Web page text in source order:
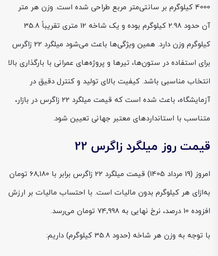
4000 کیلوگرم بر سانتی‌متر مربع طراحی شده است. وزن هر متر
آن حدود 2.98 کیلوگرم بوده و یک شاخه 12 متری تقریباً 35.8
کیلوگرم وزن دارد. همین ویژگی‌ها باعث می‌شود میلگرد 22 زاگرس
برای استفاده در ستون‌ها، تیرها و پروژه‌های عمرانی با بارگذاری بالا
انتخاب مناسبی باشد. کیفیت بالای تولید و کنترل دقیق در
آزمایشگاه، باعث شده است که قیمت میلگرد 22 زاگرس در بازار،
متناسب با استانداردهای معتبر جهانی تعیین شود.
قیمت روز میلگرد زاگرس 22
امروز (19 مرداد 1405) قیمت میلگرد 22 زاگرس برابر با 68,180 تومان
به‌ازای هر کیلوگرم بدون مالیات است. با احتساب مالیات بر ارزش
افزوده 10 درصد، نرخ نهایی به 74,998 تومان می‌رسد.
با توجه به وزن هر شاخه (حدود 35.8 کیلوگرم) داریم: